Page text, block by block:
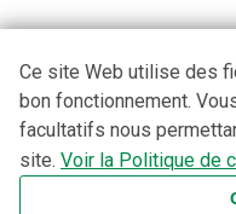
Ce site Web utilise des
bon fonctionnement.
facultatifs nous
site. Voir la Politique de